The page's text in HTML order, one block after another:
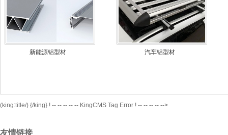
新能源铝型材 汽车铝型材
(king:title/) {/king} ! -- -- -- -- -- KingCMS Tag Error ! -- -- -- -- -->
友情链接